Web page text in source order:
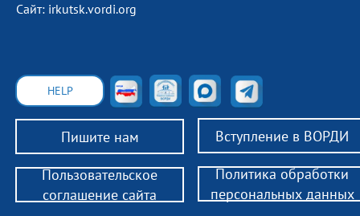
Сайт: irkutsk.vordi.org
Пишите нам Вступление в ВОРДИ
HELP
Пользовательское
соглашение сайта
Политика обработки
персональных данных